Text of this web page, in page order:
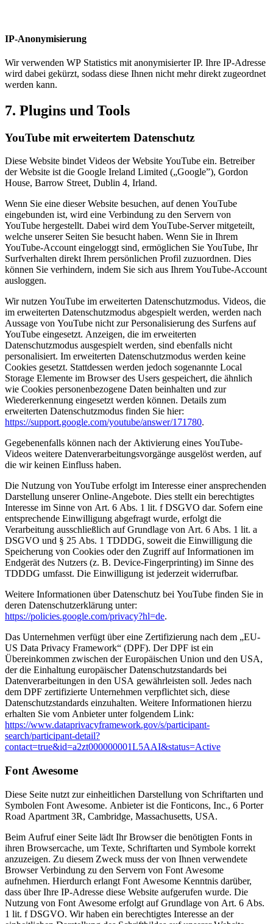
IP-Anonymisierung
Wir verwenden WP Statistics mit anonymisierter IP. Ihre IP-Adresse
wird dabei gekürzt, sodass diese Ihnen nicht mehr direkt zugeordnet
werden kann.
7. Plugins und Tools
YouTube mit erweitertem Datenschutz
Diese Website bindet Videos der Website YouTube ein. Betreiber
der Website ist die Google Ireland Limited („Google”), Gordon
House, Barrow Street, Dublin 4, Irland.
Wenn Sie eine dieser Website besuchen, auf denen YouTube
eingebunden ist, wird eine Verbindung zu den Servern von
YouTube hergestellt. Dabei wird dem YouTube-Server mitgeteilt,
welche unserer Seiten Sie besucht haben. Wenn Sie in Ihrem
YouTube-Account eingeloggt sind, ermöglichen Sie YouTube, Ihr
Surfverhalten direkt Ihrem persönlichen Profil zuzuordnen. Dies
können Sie verhindern, indem Sie sich aus Ihrem YouTube-Account
ausloggen.
Wir nutzen YouTube im erweiterten Datenschutzmodus. Videos, die
im erweiterten Datenschutzmodus abgespielt werden, werden nach
Aussage von YouTube nicht zur Personalisierung des Surfens auf
YouTube eingesetzt. Anzeigen, die im erweiterten
Datenschutzmodus ausgespielt werden, sind ebenfalls nicht
personalisiert. Im erweiterten Datenschutzmodus werden keine
Cookies gesetzt. Stattdessen werden jedoch sogenannte Local
Storage Elemente im Browser des Users gespeichert, die ähnlich
wie Cookies personenbezogene Daten beinhalten und zur
Wiedererkennung eingesetzt werden können. Details zum
erweiterten Datenschutzmodus finden Sie hier:
https://support.google.com/youtube/answer/171780.
Gegebenenfalls können nach der Aktivierung eines YouTube-
Videos weitere Datenverarbeitungsvorgänge ausgelöst werden, auf
die wir keinen Einfluss haben.
Die Nutzung von YouTube erfolgt im Interesse einer ansprechenden
Darstellung unserer Online-Angebote. Dies stellt ein berechtigtes
Interesse im Sinne von Art. 6 Abs. 1 lit. f DSGVO dar. Sofern eine
entsprechende Einwilligung abgefragt wurde, erfolgt die
Verarbeitung ausschließlich auf Grundlage von Art. 6 Abs. 1 lit. a
DSGVO und § 25 Abs. 1 TDDDG, soweit die Einwilligung die
Speicherung von Cookies oder den Zugriff auf Informationen im
Endgerät des Nutzers (z. B. Device-Fingerprinting) im Sinne des
TDDDG umfasst. Die Einwilligung ist jederzeit widerrufbar.
Weitere Informationen über Datenschutz bei YouTube finden Sie in
deren Datenschutzerklärung unter:
https://policies.google.com/privacy?hl=de.
Das Unternehmen verfügt über eine Zertifizierung nach dem „EU-
US Data Privacy Framework“ (DPF). Der DPF ist ein
Übereinkommen zwischen der Europäischen Union und den USA,
der die Einhaltung europäischer Datenschutzstandards bei
Datenverarbeitungen in den USA gewährleisten soll. Jedes nach
dem DPF zertifizierte Unternehmen verpflichtet sich, diese
Datenschutzstandards einzuhalten. Weitere Informationen hierzu
erhalten Sie vom Anbieter unter folgendem Link:
https://www.dataprivacyframework.gov/s/participant-
search/participant-detail?
contact=true&id=a2zt000000001L5AAI&status=Active
Font Awesome
Diese Seite nutzt zur einheitlichen Darstellung von Schriftarten und
Symbolen Font Awesome. Anbieter ist die Fonticons, Inc., 6 Porter
Road Apartment 3R, Cambridge, Massachusetts, USA.
Beim Aufruf einer Seite lädt Ihr Browser die benötigten Fonts in
ihren Browsercache, um Texte, Schriftarten und Symbole korrekt
anzuzeigen. Zu diesem Zweck muss der von Ihnen verwendete
Browser Verbindung zu den Servern von Font Awesome
aufnehmen. Hierdurch erlangt Font Awesome Kenntnis darüber,
dass über Ihre IP-Adresse diese Website aufgerufen wurde. Die
Nutzung von Font Awesome erfolgt auf Grundlage von Art. 6 Abs.
1 lit. f DSGVO. Wir haben ein berechtigtes Interesse an der